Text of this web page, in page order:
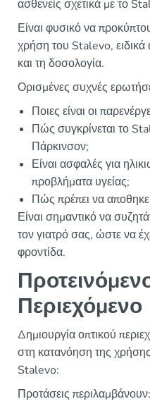
ασθενείς σχετικά με το
Είναι φυσικό να
χρήση του Stalevo, ειδικά
και τη δοσολογία.
Ορισμένες συχνές
Ποιες είναι οι
Πώς συγκρίνεται το
Πάρκινσον;
Είναι ασφαλές για
προβλήματα υγείας;
Πώς πρέπει να
Είναι σημαντικό να
τον γιατρό σας, ώστε να
φροντίδα.
Περιεχόμενο
Δημιουργία οπτικού
στη κατανόηση της
Stalevo:
Προτάσεις περιλαμβάνουν: